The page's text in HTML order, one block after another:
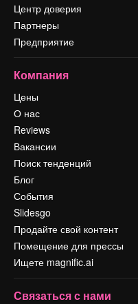
Центр доверия
Партнеры
Предприятие
Компания
Цены
О нас
Reviews
Вакансии
Поиск тенденций
Блог
События
Slidesgo
Продайте свой контент
Помещение для прессы
Ищете magnific.ai
Связаться с нами